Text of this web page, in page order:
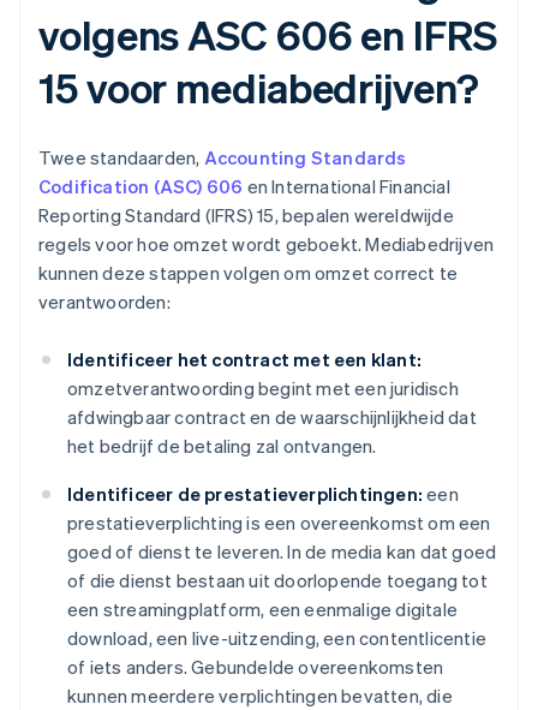
volgens ASC 606 en IFRS
15 voor mediabedrijven?
Twee standaarden, Accounting Standards
Codification (ASC) 606 en International Financial
Reporting Standard (IFRS) 15, bepalen wereldwijde
regels voor hoe omzet wordt geboekt. Mediabedrijven
kunnen deze stappen volgen om omzet correct te
verantwoorden:
Identificeer het contract met een klant:
omzetverantwoording begint met een juridisch
afdwingbaar contract en de waarschijnlijkheid dat
het bedrijf de betaling zal ontvangen.
Identificeer de prestatieverplichtingen: een
prestatieverplichting is een overeenkomst om een
goed of dienst te leveren. In de media kan dat goed
of die dienst bestaan uit doorlopende toegang tot
een streamingplatform, een eenmalige digitale
download, een live-uitzending, een contentlicentie
of iets anders. Gebundelde overeenkomsten
kunnen meerdere verplichtingen bevatten, die